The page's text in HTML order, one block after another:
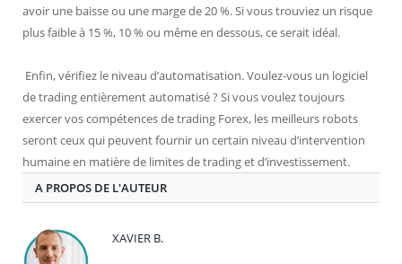
avoir une baisse ou une marge de 20 %. Si vous trouviez un risque
plus faible à 15 %, 10 % ou même en dessous, ce serait idéal.
Enfin, vérifiez le niveau d’automatisation. Voulez-vous un logiciel
de trading entièrement automatisé ? Si vous voulez toujours
exercer vos compétences de trading Forex, les meilleurs robots
seront ceux qui peuvent fournir un certain niveau d’intervention
humaine en matière de limites de trading et d’investissement.
A PROPOS DE L'AUTEUR
XAVIER B.